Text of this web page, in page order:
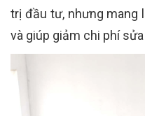
trị đầu tư, nhưng mang
và giúp giảm chi phí